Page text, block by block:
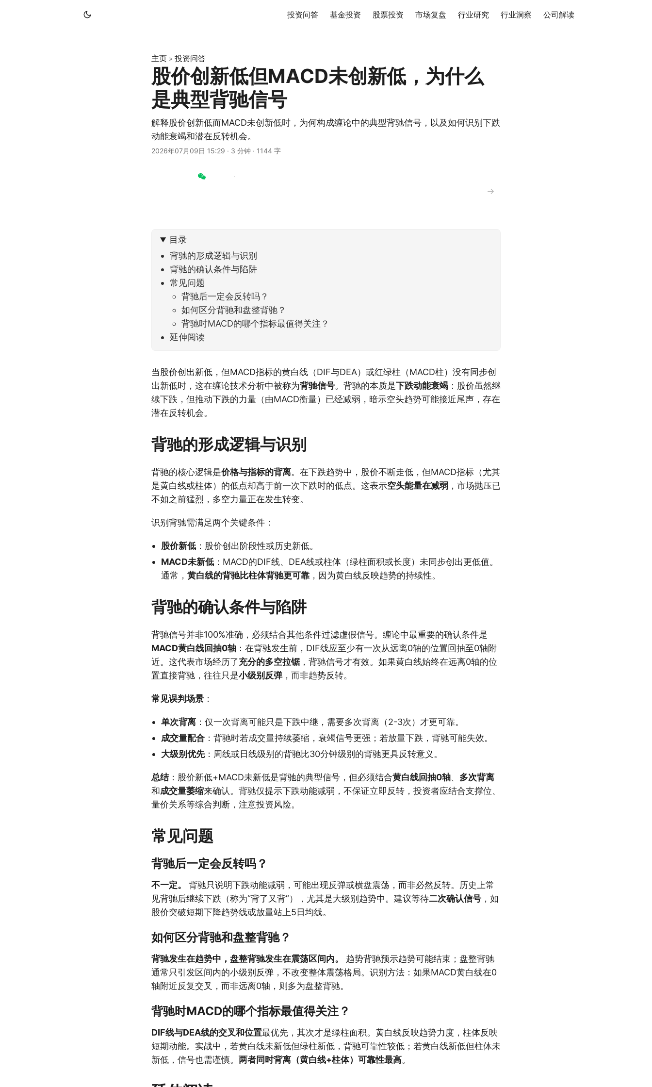
投资问答 基金投资 股票投资 市场复盘 行业研究 行业洞察 公司解读
主页 » 投资问答
股价创新低但MACD未创新低，为什么
是典型背驰信号
解释股价创新低而MACD未创新低时，为何构成缠论中的典型背驰信号，以及如何识别下跌
动能衰竭和潜在反转机会。
2026年07月09日 15:29 · 3 分钟 · 1144 字
→
目录
背驰的形成逻辑与识别
背驰的确认条件与陷阱
常见问题
背驰后一定会反转吗？
如何区分背驰和盘整背驰？
背驰时MACD的哪个指标最值得关注？
延伸阅读
当股价创出新低，但MACD指标的黄白线（DIF与DEA）或红绿柱（MACD柱）没有同步创
出新低时，这在缠论技术分析中被称为背驰信号。背驰的本质是下跌动能衰竭 ：股价虽然继
续下跌，但推动下跌的力量（由MACD衡量）已经减弱，暗示空头趋势可能接近尾声，存在
潜在反转机会。
背驰的形成逻辑与识别
背驰的核心逻辑是价格与指标的背离。在下跌趋势中，股价不断走低，但MACD指标（尤其
是黄白线或柱体）的低点却高于前一次下跌时的低点。这表示空头能量在减弱 ，市场抛压已
不如之前猛烈，多空力量正在发生转变。
识别背驰需满足两个关键条件：
股价新低 ：股价创出阶段性或历史新低。
MACD未新低 ：MACD的DIF线、DEA线或柱体（绿柱面积或长度）未同步创出更低值。
通常， 黄白线的背驰比柱体背驰更可靠 ，因为黄白线反映趋势的持续性。
背驰的确认条件与陷阱
背驰信号并非100%准确，必须结合其他条件过滤虚假信号。缠论中最重要的确认条件是
MACD黄白线回抽0轴 ：在背驰发生前，DIF线应至少有一次从远离0轴的位置回抽至0轴附
近。这代表市场经历了充分的多空拉锯 ，背驰信号才有效。如果黄白线始终在远离0轴的位
置直接背驰，往往只是小级别反弹，而非趋势反转。
常见误判场景 ：
单次背离 ：仅一次背离可能只是下跌中继，需要多次背离（2-3次）才更可靠。
成交量配合 ：背驰时若成交量持续萎缩，衰竭信号更强；若放量下跌，背驰可能失效。
大级别优先：周线或日线级别的背驰比30分钟级别的背驰更具反转意义。
总结：股价新低+MACD未新低是背驰的典型信号，但必须结合黄白线回抽0轴、 多次背离
和成交量萎缩来确认。背驰仅提示下跌动能减弱，不保证立即反转，投资者应结合支撑位、
量价关系等综合判断，注意投资风险。
常见问题
背驰后一定会反转吗？
不一定。
背驰只说明下跌动能减弱，可能出现反弹或横盘震荡，而非必然反转。历史上常
见背驰后继续下跌（称为“背了又背”），尤其是大级别趋势中。建议等待二次确认信号 ，如
股价突破短期下降趋势线或放量站上5日均线。
如何区分背驰和盘整背驰？
背驰发生在趋势中，盘整背驰发生在震荡区间内。
趋势背驰预示趋势可能结束；盘整背驰
通常只引发区间内的小级别反弹，不改变整体震荡格局。识别方法：如果MACD黄白线在0
轴附近反复交叉，而非远离0轴，则多为盘整背驰。
背驰时MACD的哪个指标最值得关注？
DIF线与DEA线的交叉和位置最优先，其次才是绿柱面积。黄白线反映趋势力度，柱体反映
短期动能。实战中，若黄白线未新低但绿柱新低，背驰可靠性较低；若黄白线新低但柱体未
新低，信号也需谨慎。 两者同时背离（黄白线+柱体）可靠性最高。